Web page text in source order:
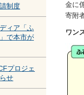
制度
ィア「ふ
で本市が
プロジェ
せ
金に
寄附
ワン